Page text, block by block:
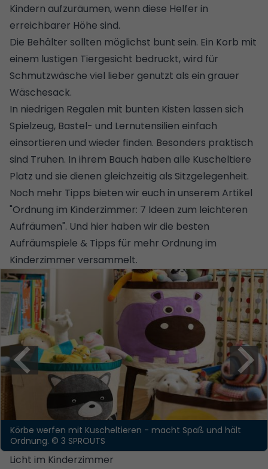
Kindern aufzuräumen, wenn diese Helfer in
erreichbarer Höhe sind.
Die Behälter sollten möglichst bunt sein. Ein Korb mit
einem lustigen Tiergesicht bedruckt, wird für
Schmutzwäsche viel lieber genutzt als ein grauer
Wäschesack.
In niedrigen Regalen mit bunten Kisten lassen sich
Spielzeug, Bastel- und Lernutensilien einfach
einsortieren und wieder finden. Besonders praktisch
sind Truhen. In ihrem Bauch haben alle Kuscheltiere
Platz und sie dienen gleichzeitig als Sitzgelegenheit.
Noch mehr Tipps bieten wir euch in unserem Artikel
"Ordnung im Kinderzimmer: 7 Ideen zum leichteren
Aufräumen". Und hier haben wir die besten
Aufräumspiele & Tipps für mehr Ordnung im
Kinderzimmer versammelt.
Körbe werfen mit Kuscheltieren - macht Spaß und hält
Ordnung. © 3 SPROUTS
Licht im Kinderzimmer